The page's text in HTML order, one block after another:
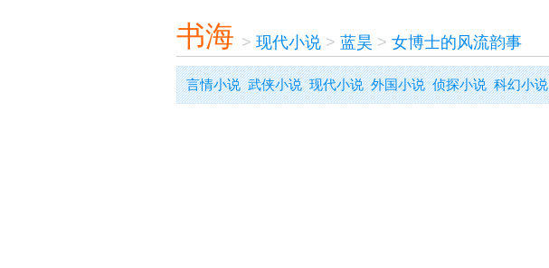
书海 > 现代小说> 蓝昊 > 女博士的风流韵事
言情小说 武侠小说 现代小说 外国小说 侦探小说 科幻小说